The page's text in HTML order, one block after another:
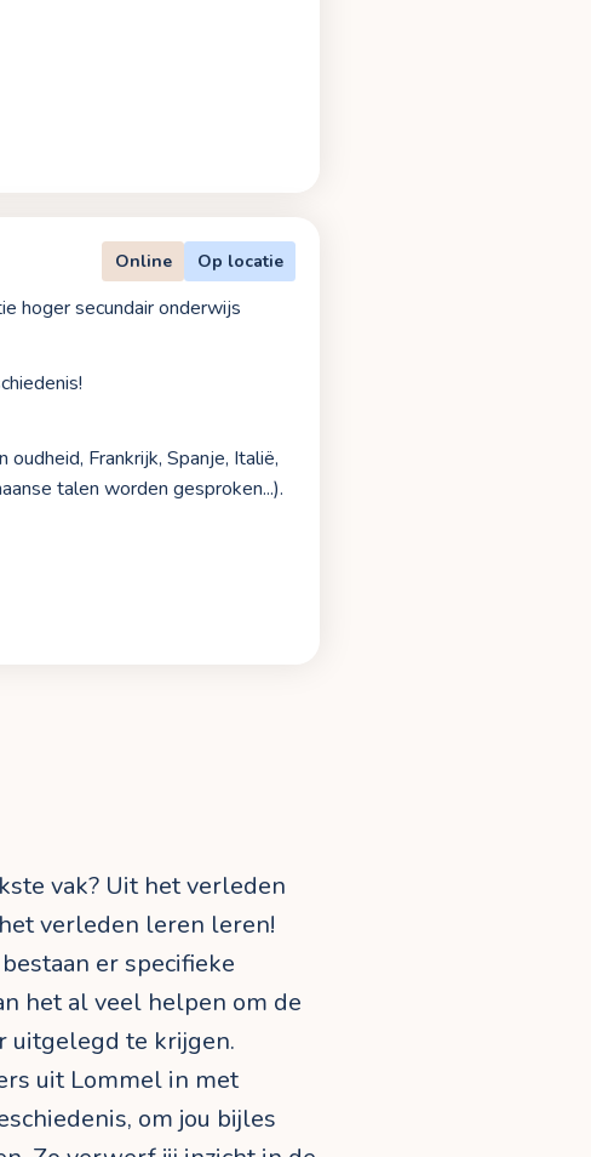
Online Op locatie
hoger secundair onderwijs
Frankrijk, Spanje, Italië,
talen worden gesproken...).
vak? Uit het verleden
verleden leren leren!
er specifieke
het al veel helpen om de
uitgelegd te krijgen.
uit Lommel in met
om jou bijles